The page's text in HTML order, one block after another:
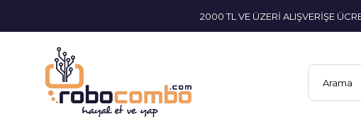
2000 TL VE ÜZERİ ALIŞVERİŞE